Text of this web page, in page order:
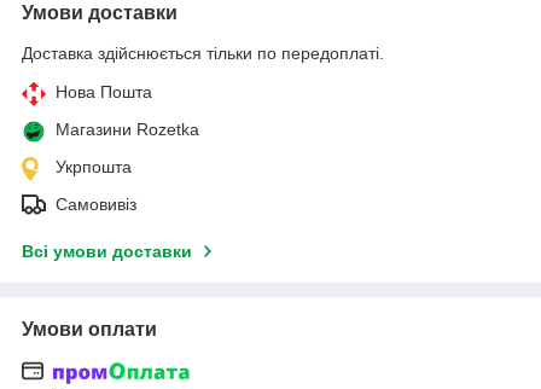
Умови доставки
Доставка здійснюється тільки по передоплаті.
Нова Пошта
Магазини Rozetka
Укрпошта
Самовивіз
Всі умови доставки
Умови оплати